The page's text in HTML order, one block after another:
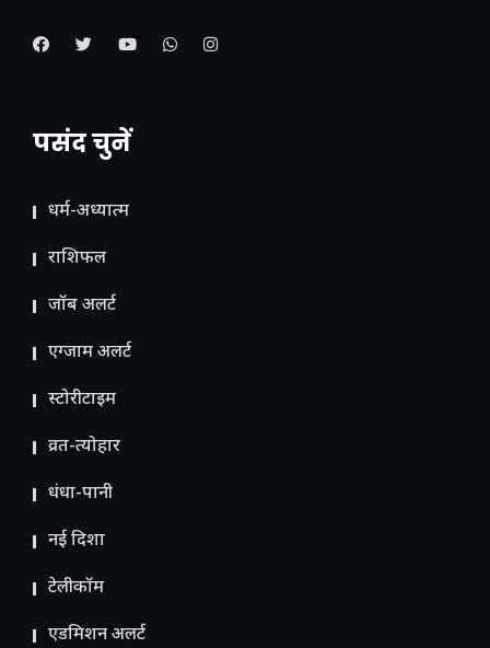
पसंद चुनें
धर्म-अध्यात्म
राशिफल
जॉब अलर्ट
एग्जाम अलर्ट
स्टोरीटाइम
व्रत-त्योहार
धंधा-पानी
नई दिशा
टेलीकॉम
ए​डमिशन अलर्ट